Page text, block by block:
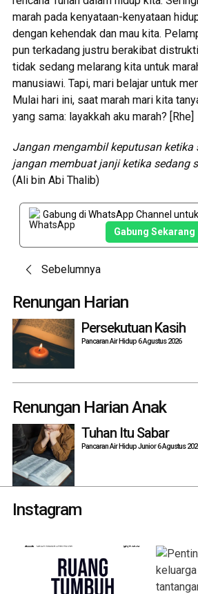
marah pada kenyataan-kenyataan
dengan kehendak dan mau kita.
pun terkadang justru berakibat
tidak sedang melarang kita untuk
manusiawi. Tapi, mari belajar untuk
Mulai hari ini, saat marah mari kita
yang sama: layakkah aku marah? [Rhe]
Jangan mengambil keputusan ketika
jangan membuat janji ketika sedang
(Ali bin Abi Thalib)
Gabung di WhatsApp Channel
Gabung Sekarang
Post
navigation
Sebelumnya
Renungan Harian
Persekutuan Kasih
Pancaran Air Hidup 6 Agustus 2026
Renungan Harian Anak
Tuhan Itu Sabar
Pancaran Air Hidup Junior 6 Agustus
Instagram